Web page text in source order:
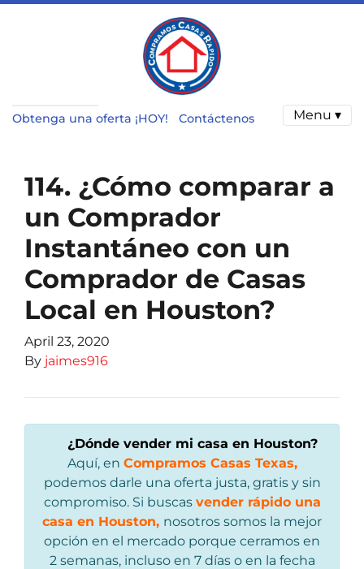
Obtenga una oferta ¡HOY! Contáctenos Menu ▾
114. ¿Cómo comparar a
un Comprador
Instantáneo con un
Comprador de Casas
Local en Houston?
April 23, 2020
By jaimes916
¿Dónde vender mi casa en Houston?
Aquí, en Compramos Casas Texas,
podemos darle una oferta justa, gratis y sin
compromiso. Si buscas vender rápido una
casa en Houston, nosotros somos la mejor
opción en el mercado porque cerramos en
2 semanas, incluso en 7 días o en la fecha